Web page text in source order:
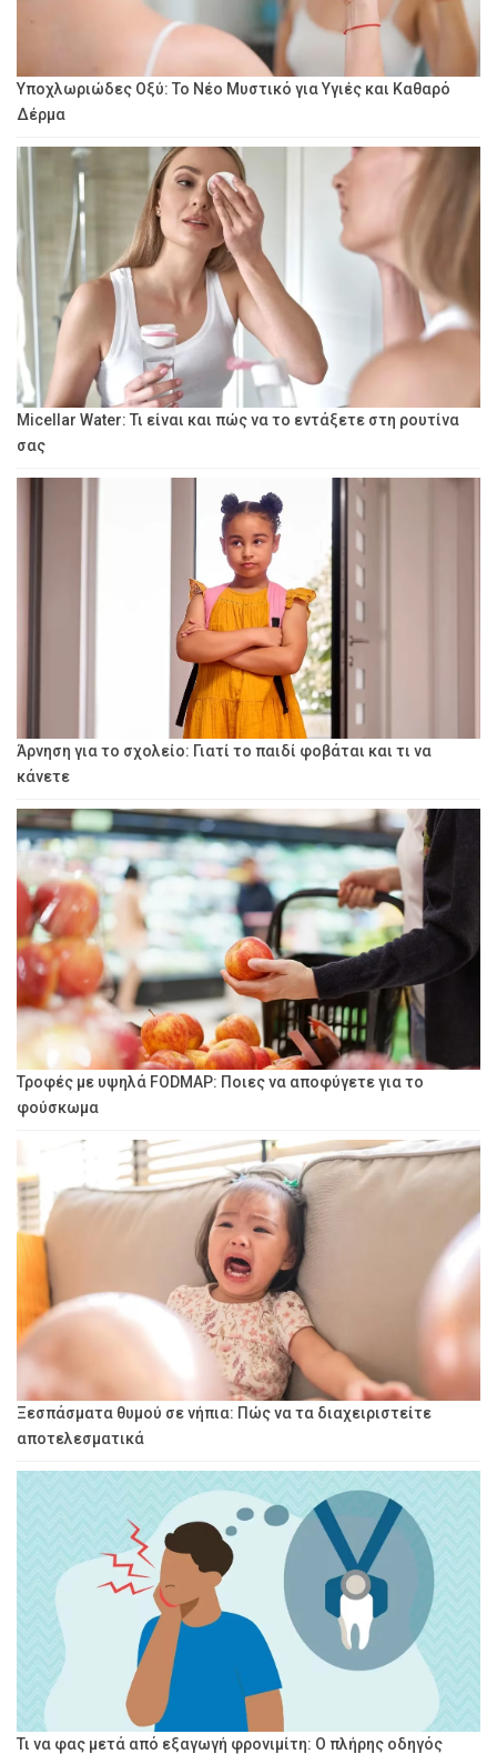
Υποχλωριώδες Οξύ: Το Νέο Μυστικό για Υγιές και Καθαρό
Δέρμα
Micellar Water: Τι είναι και πώς να το εντάξετε στη ρουτίνα
σας
Άρνηση για το σχολείο: Γιατί το παιδί φοβάται και τι να
κάνετε
Τροφές με υψηλά FODMAP: Ποιες να αποφύγετε για το
φούσκωμα
Ξεσπάσματα θυμού σε νήπια: Πώς να τα διαχειριστείτε
αποτελεσματικά
Τι να φας μετά από εξαγωγή φρονιμίτη: Ο πλήρης οδηγός